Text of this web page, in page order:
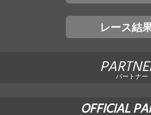
レース結
パートナー
OFFICIAL